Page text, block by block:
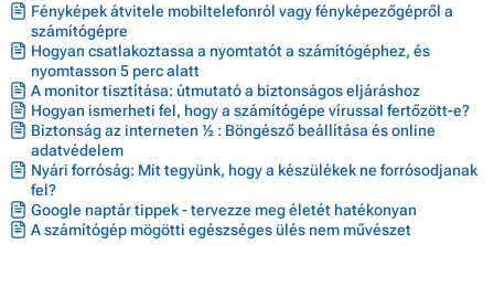
Fényképek átvitele mobiltelefonról vagy fényképezőgépről a
számítógépre
Hogyan csatlakoztassa a nyomtatót a számítógéphez, és
nyomtasson 5 perc alatt
A monitor tisztítása: útmutató a biztonságos eljáráshoz
Hogyan ismerheti fel, hogy a számítógépe vírussal fertőzött-e?
Biztonság az interneten ½ : Böngésző beállítása és online
adatvédelem
Nyári forróság: Mit tegyünk, hogy a készülékek ne forrósodjanak
fel?
Google naptár tippek - tervezze meg életét hatékonyan
A számítógép mögötti egészséges ülés nem művészet